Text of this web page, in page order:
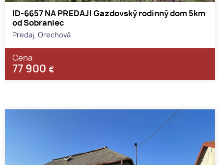
ID-6657 NA PREDAJ! Gazdovský rodinný dom 5km
od Sobraniec
Predaj, Orechová
Cena
77 900 €